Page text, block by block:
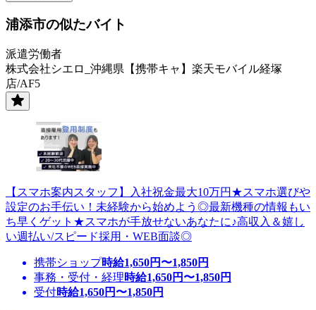
浦添市の似たバイト
派遣労働者
株式会社シエロ_沖縄県【携帯キャ】楽天モバイル経塚
店/AF5
【スマホ案内スタッフ】入社祝金最大10万円★スマホ選びや
設定のお手伝い！未経験から始めよう◎最新機種の情報もい
ち早くゲット★スマホが手放せないあなたに♪高収入＆嬉し
い週払い/スピード採用・WEB面談◎
携帯ショップ時給1,650円〜1,850円
事務・受付・経理時給1,650円〜1,850円
受付時給1,650円〜1,850円